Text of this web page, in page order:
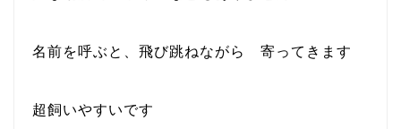
名前を呼ぶと、飛び跳ねながら 寄ってきます
超飼いやすいです